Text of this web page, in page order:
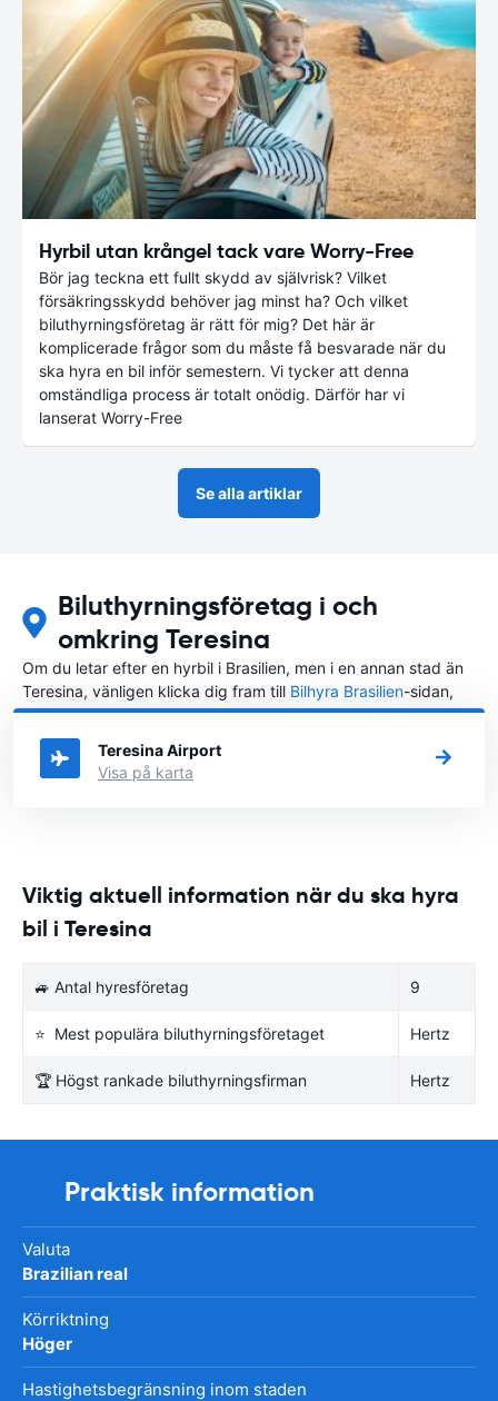
Hyrbil utan krångel tack vare Worry-Free
Bör jag teckna ett fullt skydd av självrisk? Vilket
försäkringsskydd behöver jag minst ha? Och vilket
biluthyrningsföretag är rätt för mig? Det här är
komplicerade frågor som du måste få besvarade när du
ska hyra en bil inför semestern. Vi tycker att denna
omständliga process är totalt onödig. Därför har vi
lanserat Worry-Free
Se alla artiklar
Biluthyrningsföretag i och
omkring Teresina
Om du letar efter en hyrbil i Brasilien, men i en annan stad än
Teresina, vänligen klicka dig fram till Bilhyra Brasilien-sidan,
där du kan välja i vilken stad i Brasilien du vill hyra en bil.
Teresina Airport
Visa på karta
Viktig aktuell information när du ska hyra
bil i Teresina
🚙 Antal hyresföretag 9
⭐ Mest populära biluthyrningsföretaget Hertz
🏆 Högst rankade biluthyrningsfirman Hertz
Praktisk information
Valuta
Brazilian real
Körriktning
Höger
Hastighetsbegränsning inom staden